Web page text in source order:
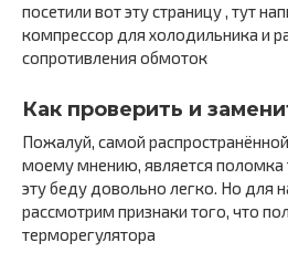
посетили вот эту страницу , тут
компрессор для холодильника и
сопротивления обмоток
Как проверить и
Пожалуй, самой
моему мнению, является поломка
эту беду довольно легко. Но для
рассмотрим признаки того, что
терморегулятора